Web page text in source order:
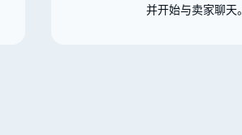
并开始与卖家聊天。